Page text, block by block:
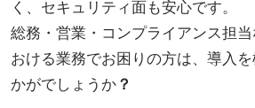
く、セキュリティ面も安心です。
総務・営業・コンプライアンス担
おける業務でお困りの方は、導入
かがでしょうか？